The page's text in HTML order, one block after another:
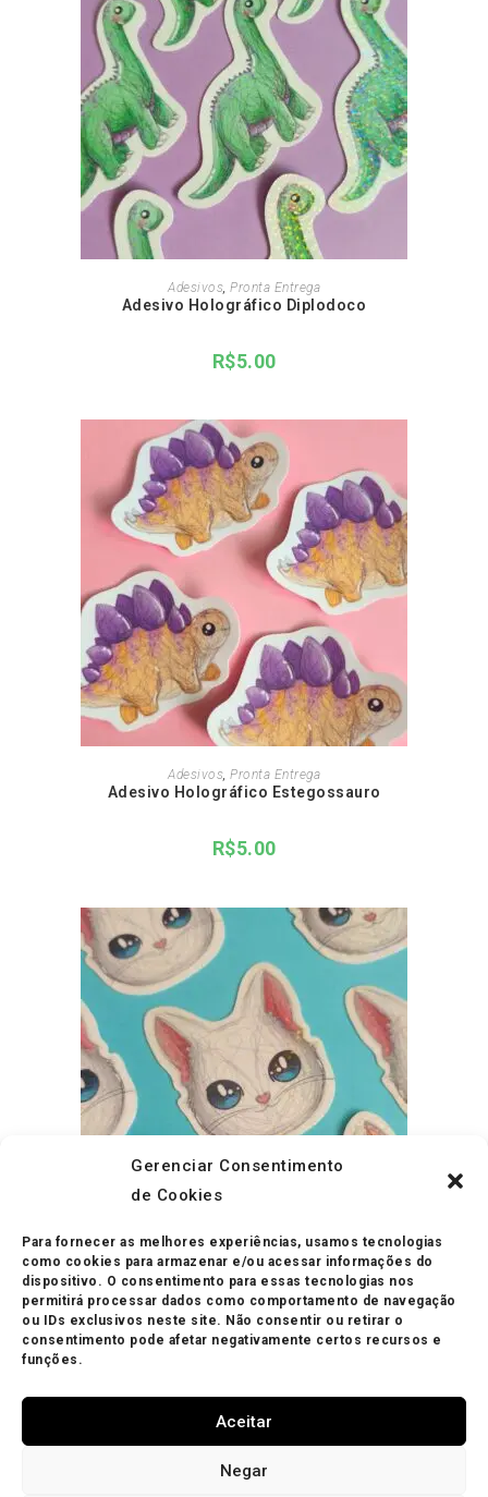
Gerenciar Consentimento
de Cookies
Para fornecer as melhores experiências, usamos tecnologias
como cookies para armazenar e/ou acessar informações do
dispositivo. O consentimento para essas tecnologias nos
permitirá processar dados como comportamento de navegação
ou IDs exclusivos neste site. Não consentir ou retirar o
consentimento pode afetar negativamente certos recursos e
funções.
Aceitar
Negar
ADICIONAR AO CARRINHO
Adesivos Pronta Entrega
Adesivo Holográfico Diplodoco
R$5.00
ADICIONAR AO CARRINHO
Adesivos, Pronta Entrega
Adesivo Holográfico Estegossauro
R$5.00
ADICIONAR AO CARRINHO
Adesivos, Pronta Entrega
Adesivo Holográfico Gatinho Branco
R$5.00